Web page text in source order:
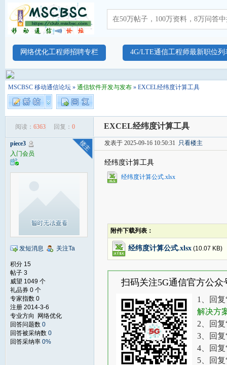
网络优化工程师招聘专栏 4G/LTE通信工程师最新职位列
MSCBSC 移动通信论坛 » 通信软件开发与发布 » EXCEL经纬度计算工具
阅读： 6363 回复： 0 EXCEL经纬度计算工具
piece3
入门会员
发短消息 关注Ta
积分 15
帖子 3
威望 1049 个
礼品券 0 个
专家指数 0
注册 2014-3-6
专业方向 网络优化
回答问题数 0
回答被采纳数 0
回答采纳率 0%
发表于 2025-09-16 10:50:31 只看楼主
经纬度计算工具
经纬度计算公式.xlsx
附件下载列表：
经纬度计算公式.xlsx (10.07 KB)
扫码关注5G通信官方公
1、回复
解决方
2、回复
3、回复
4、回复
5、回复